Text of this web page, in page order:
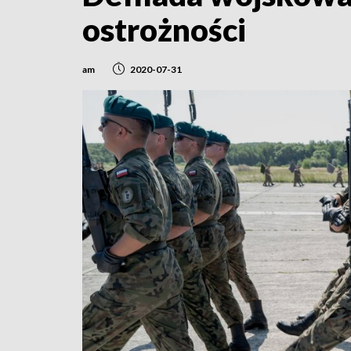
ostrożności
am 2020-07-31